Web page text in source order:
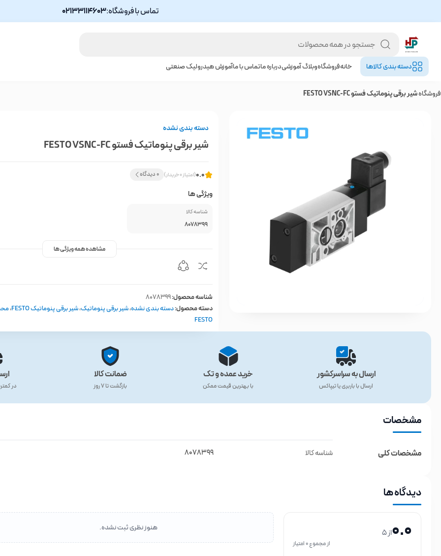
تماس با فروشگاه:02133114603
دسته بندی کالا‌ها خانهفروشگاهوبلاگ آموزشیدرباره ماتماس با ماآموزش هیدرولیک صنعتی
فروشگاهشیر برقی پنوماتیک فستو FESTO VSNC-FC
دسته بندی نشده
شیر برقی پنوماتیک فستو FESTO VSNC-FC
0.0(امتیاز 0 خریدار) 0 دیدگاه
ویژگی ها
شناسه کالا
8078399
مشاهده همه ویژگی ها
شناسه محصول:8078399
دسته محصول:دسته بندی نشده،شیر برقی پنوماتیک،شیر برقی پنوماتیک FESTO ،
FESTO
ارسال به سراسرکشور
ارسال با باربری یا تیپاکس
خرید عمده و تک
با بهترین قیمت ممکن
ضمانت کالا
بازگشت تا ۷ روز در
مشخصات
مشخصات کلی شناسه کالا 8078399
دیدگاه ها
0.0از 5
از مجموع 0 امتیاز
هنوز نظری ثبت نشده.